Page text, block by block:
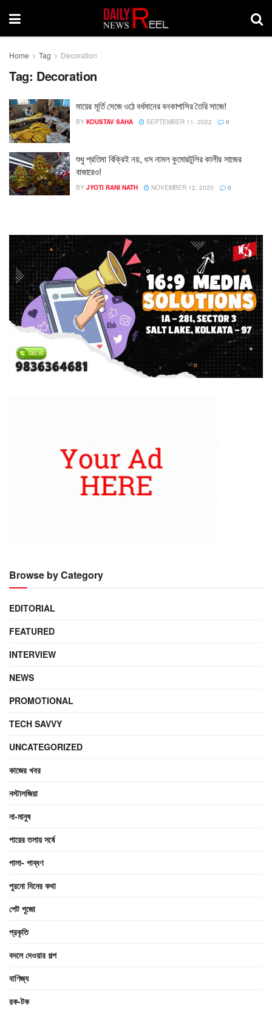
Home Tag Decoration
Tag: Decoration
মায়ের মূর্তি সেজে ওঠে বর্ধমানের বনকাপাসির তৈরি সাজে!
BY KOUSTAV SAHA SEPTEMBER 11, 2022 0
শুধু প্রতিমা বিক্রিই নয়, ধস নামল কুমোরটুলির কালীর সাজের
বাজারেও!
BY JYOTI RANI NATH NOVEMBER 12, 2020 0
Browse by Category
EDITORIAL
FEATURED
INTERVIEW
NEWS
PROMOTIONAL
TECH SAVVY
UNCATEGORIZED
কাজের খবর
নস্টালজিয়া
না-মানুষ
পায়ের তলায় সর্ষে
পালা- পাব্বণ
পুরনো দিনের কথা
পেট পুজো
প্রকৃতি
বদলে দেওয়ার গল্প
বাণিজ্য
রক-টক